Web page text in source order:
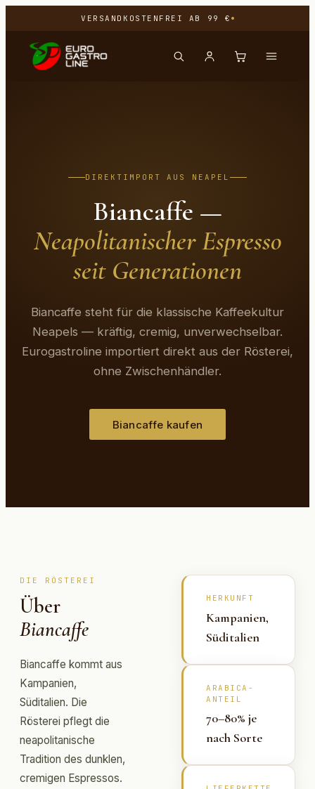
VERSANDKOSTENFREI AB 99 €
DIREKTIMPORT AUS NEAPEL
Biancaffe —
Neapolitanischer Espresso
seit Generationen
Biancaffe steht für die klassische Kaffeekultur
Neapels — kräftig, cremig, unverwechselbar.
Eurogastroline importiert direkt aus der Rösterei,
ohne Zwischenhändler.
Biancaffe kaufen
DIE RÖSTEREI
Über
Biancaffe
Biancaffe kommt aus
Kampanien,
Süditalien. Die
Rösterei pflegt die
neapolitanische
Tradition des dunklen,
cremigen Espressos.
HERKUNFT
Kampanien,
Süditalien
ARABICA-
ANTEIL
70–80% je
nach Sorte